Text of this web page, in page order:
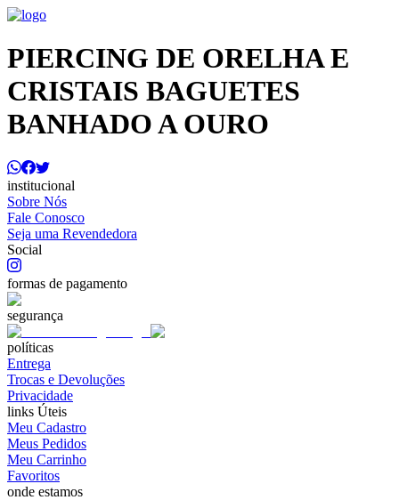
PIERCING DE ORELHA E
CRISTAIS BAGUETES
BANHADO A OURO
institucional
Sobre Nós
Fale Conosco
Seja uma Revendedora
Social
formas de pagamento
segurança
políticas
Entrega
Trocas e Devoluções
Privacidade
links Úteis
Meu Cadastro
Meus Pedidos
Meu Carrinho
Favoritos
onde estamos